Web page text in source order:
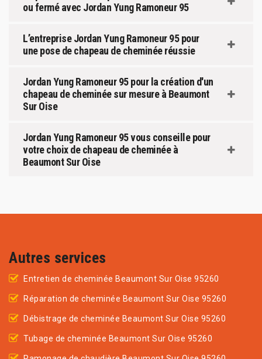
ou fermé avec Jordan Yung Ramoneur 95
L’entreprise Jordan Yung Ramoneur 95 pour
une pose de chapeau de cheminée réussie
Jordan Yung Ramoneur 95 pour la création d'un
chapeau de cheminée sur mesure à Beaumont
Sur Oise
Jordan Yung Ramoneur 95 vous conseille pour
votre choix de chapeau de cheminée à
Beaumont Sur Oise
Autres services
Entretien de cheminée Beaumont Sur Oise 95260
Réparation de cheminée Beaumont Sur Oise 95260
Débistrage de cheminée Beaumont Sur Oise 95260
Tubage de cheminée Beaumont Sur Oise 95260